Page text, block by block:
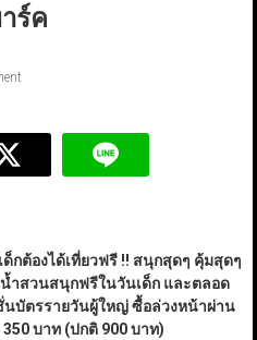
ร์ค
กต้องได้เที่ยวฟรี !! สนุกสุดๆ คุ้มสุดๆ
น้ำสวนสนุกฟรีในวันเด็ก และตลอด
นบัตรรายวันผู้ใหญ่ ซื้อล่วงหน้าผ่าน
บาท (ปกติ 900 บาท)